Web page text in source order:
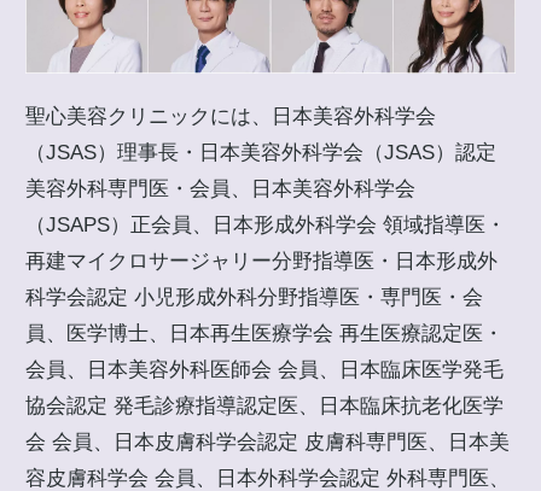
聖心美容クリニックには、日本美容外科学会
（JSAS）理事長・日本美容外科学会（JSAS）認定
美容外科専門医・会員、日本美容外科学会
（JSAPS）正会員、日本形成外科学会 領域指導医・
再建マイクロサージャリー分野指導医・日本形成外
科学会認定 小児形成外科分野指導医・専門医・会
員、医学博士、日本再生医療学会 再生医療認定医・
会員、日本美容外科医師会 会員、日本臨床医学発毛
協会認定 発毛診療指導認定医、日本臨床抗老化医学
会 会員、日本皮膚科学会認定 皮膚科専門医、日本美
容皮膚科学会 会員、日本外科学会認定 外科専門医、